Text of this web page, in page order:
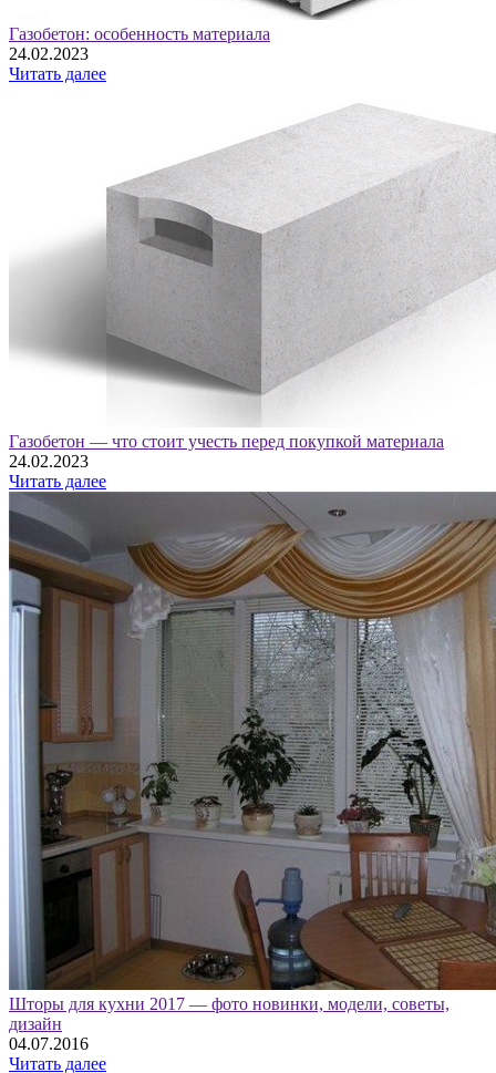
Газобетон: особенность материала
24.02.2023
Читать далее
Газобетон — что стоит учесть перед покупкой материала
24.02.2023
Читать далее
Шторы для кухни 2017 — фото новинки, модели, советы,
дизайн
04.07.2016
Читать далее